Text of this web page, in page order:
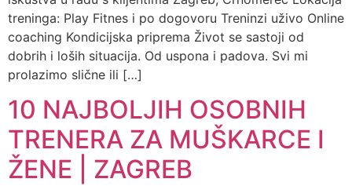
treninga: Play Fitnes i po dogovoru Treninzi uživo Online
coaching Kondicijska priprema Život se sastoji od
dobrih i loših situacija. Od uspona i padova. Svi mi
prolazimo slične ili […]
10 NAJBOLJIH OSOBNIH
TRENERA ZA MUŠKARCE I
ŽENE | ZAGREB